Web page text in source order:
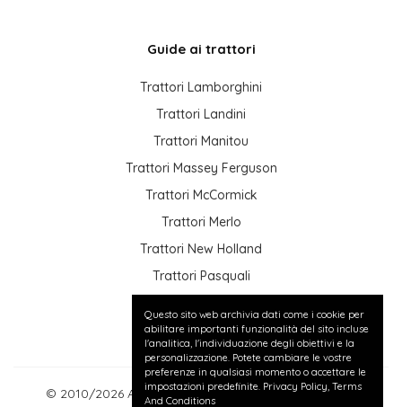
Guide ai trattori
Trattori Lamborghini
Trattori Landini
Trattori Manitou
Trattori Massey Ferguson
Trattori McCormick
Trattori Merlo
Trattori New Holland
Trattori Pasquali
Trattori Valtra
© 2010/2026 Annunci gratuiti di Trattori usati - P.IVA:
Questo sito web archivia dati come i cookie per
abilitare importanti funzionalità del sito incluse
l'analitica, l'individuazione degli obiettivi e la
personalizzazione. Potete cambiare le vostre
preferenze in qualsiasi momento o accettare le
impostazioni predefinite. Privacy Policy, Terms
And Conditions